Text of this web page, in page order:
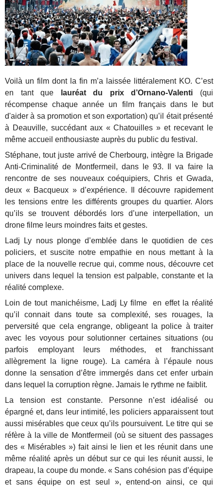
Voilà un film dont la fin m’a laissée littéralement KO. C’est
en tant que
lauréat du prix d’Ornano-Valenti (qui
récompense chaque année un film français dans le but
d'aider à sa promotion et son exportation) qu’il était présenté
à Deauville, succédant aux « Chatouilles » et recevant le
même accueil enthousiaste auprès du public du festival.
Stéphane, tout juste arrivé de Cherbourg, intègre la Brigade
Anti-Criminalité de Montfermeil, dans le 93. Il va faire la
rencontre de ses nouveaux coéquipiers, Chris et Gwada,
deux « Bacqueux » d’expérience. Il découvre rapidement
les tensions entre les différents groupes du quartier. Alors
qu’ils se trouvent débordés lors d’une interpellation, un
drone filme leurs moindres faits et gestes.
Ladj Ly nous plonge d’emblée dans le quotidien de ces
policiers, et suscite notre empathie en nous mettant à la
place de la nouvelle recrue qui, comme nous, découvre cet
univers dans lequel la tension est palpable, constante et la
réalité complexe.
Loin de tout manichéisme, Ladj Ly filme en effet la réalité
qu’il connait dans toute sa complexité, ses rouages, la
perversité que cela engrange, obligeant la police à traiter
avec les voyous pour solutionner certaines situations (ou
parfois employant leurs méthodes, et franchissant
allègrement la ligne rouge). La caméra à l’épaule nous
donne la sensation d’être immergés dans cet enfer urbain
dans lequel la corruption règne. Jamais le rythme ne faiblit.
La tension est constante. Personne n’est idéalisé ou
épargné et, dans leur intimité, les policiers apparaissent tout
aussi misérables que ceux qu’ils poursuivent. Le titre qui se
réfère à la ville de Montfermeil (où se situent des passages
des « Misérables ») fait ainsi le lien et les réunit dans une
même réalité après un début sur ce qui les réunit aussi, le
drapeau, la coupe du monde. « Sans cohésion pas d’équipe
et sans équipe on est seul », entend-on ainsi, ce qui